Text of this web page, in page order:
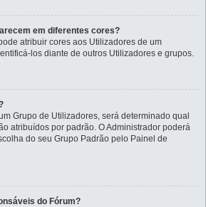
em diferentes cores?
atribuir cores aos Utilizadores de um
los diante de outros Utilizadores e grupos.
Grupo de Utilizadores, será determinado qual
atribuídos por padrão. O Administrador poderá
do seu Grupo Padrão pelo Painel de
do Fórum?